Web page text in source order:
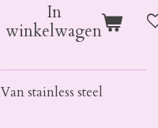
In
winkelwagen
Van stainless steel